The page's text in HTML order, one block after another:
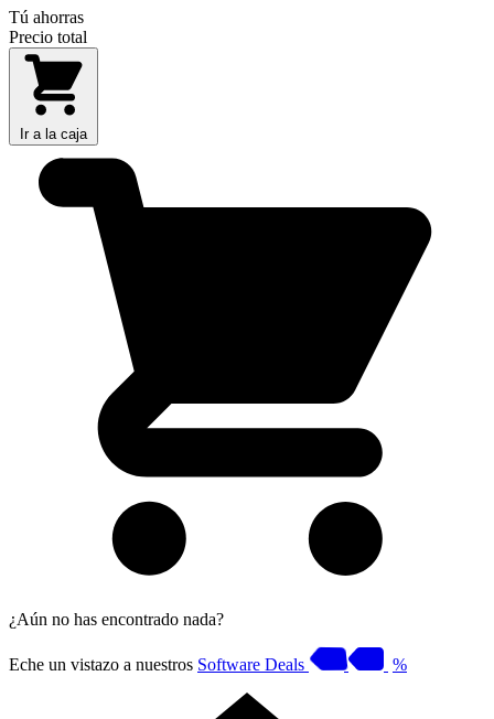
Tú ahorras
Precio total
Ir a la caja
¿Aún no has encontrado nada?
Eche un vistazo a nuestros Software Deals %